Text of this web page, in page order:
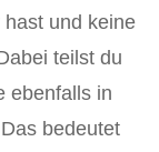
und keine
teilst du
ebenfalls in
bedeutet